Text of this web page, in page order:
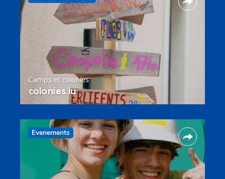
Camps et colonies
colonies.lu
Evenements